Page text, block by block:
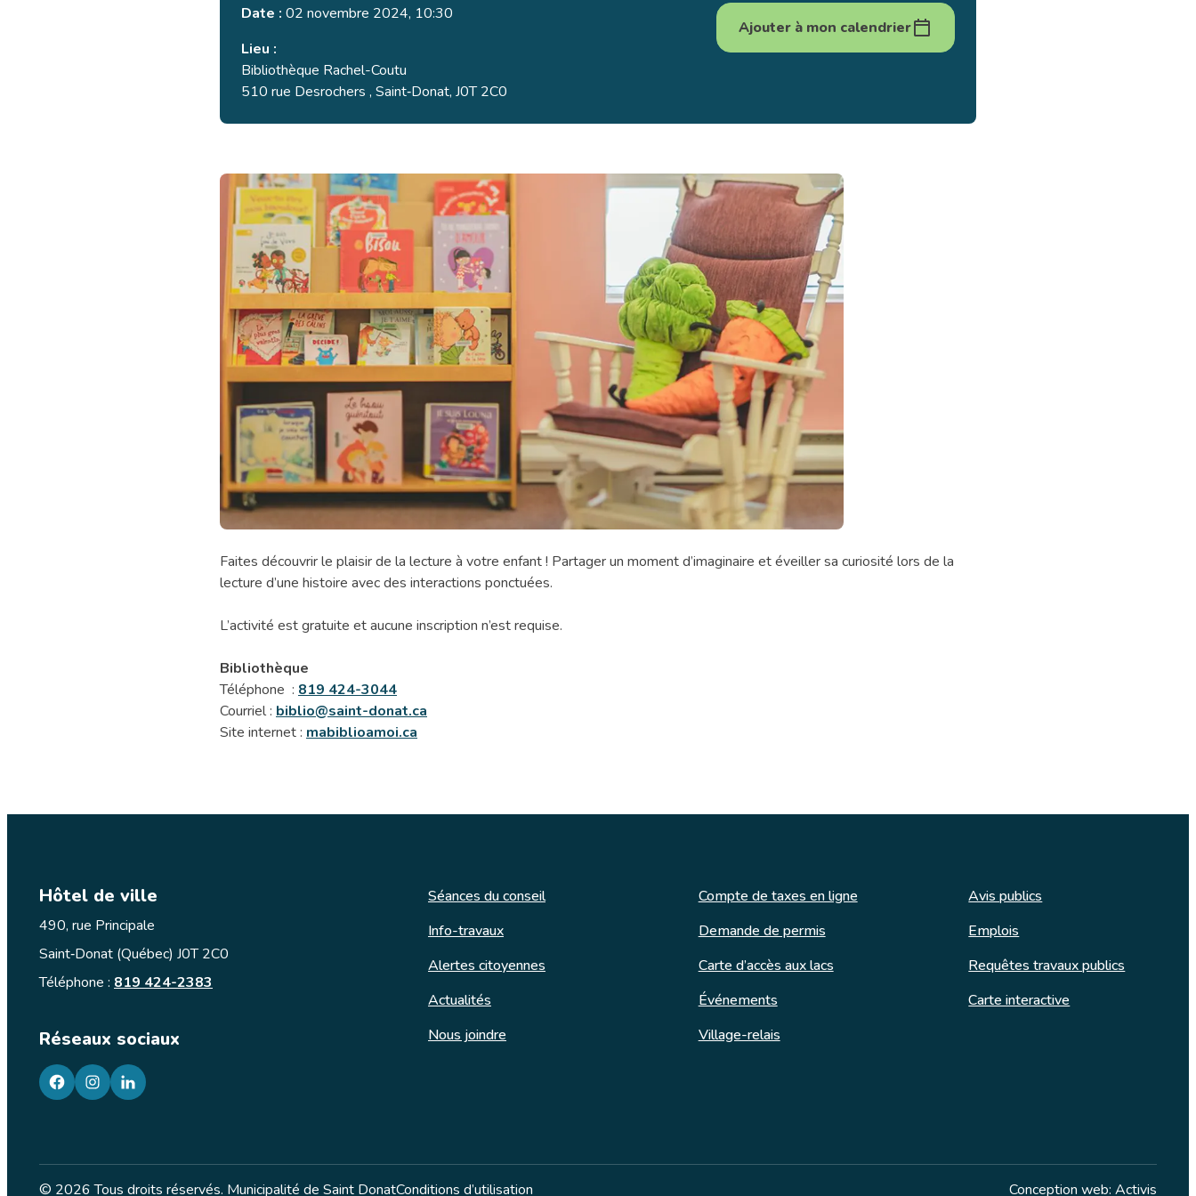
Ajouter à mon calendrier
Date : 02 novembre 2024, 10:30
Lieu :
Bibliothèque Rachel-Coutu
510 rue Desrochers , Saint‑Donat, J0T 2C0
Heure
du
(4
7
ans)
Faites découvrir le plaisir de la lecture à votre enfant ! Partager un moment d’imaginaire et éveiller sa curiosité lors de la
lecture d’une histoire avec des interactions ponctuées.
L’activité est gratuite et aucune inscription n’est requise.
Bibliothèque
Téléphone : 819 424-3044
Courriel : biblio@saint-donat.ca
Site internet : mabiblioamoi.ca
Hôtel de ville
490, rue Principale
Saint‑Donat (Québec) J0T 2C0
Téléphone : 819 424-2383
Réseaux sociaux
facebookgoogleplusgoogleplus
Séances du conseil Compte de taxes en ligne
Avis publics
Info-travaux
Demande de permis
Emplois
Alertes citoyennes
Carte d’accès aux lacs
Requêtes travaux publics
Actualités
Événements
Carte interactive
Nous joindre
Village-relais
© 2026 Tous droits réservés. Municipalité de Saint DonatConditions d’utilisation Conception web: Activis